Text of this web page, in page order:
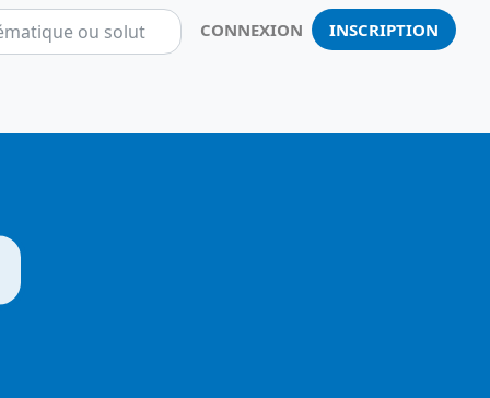
CONNEXION INSCRIPTION